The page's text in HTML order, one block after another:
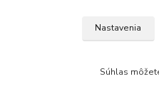
Nastavenia
Súhlas